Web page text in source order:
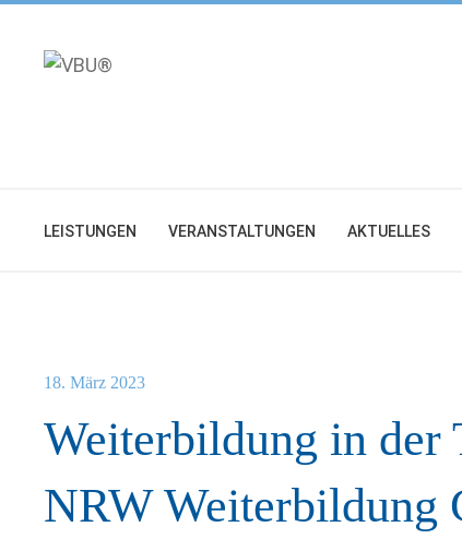
springen
LEISTUNGEN VERANSTALTUNGEN AKTUELLES
Weiterbildung in der
NRW Weiterbildung
18. März 2023